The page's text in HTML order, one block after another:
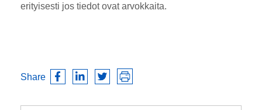
erityisesti jos tiedot ovat arvokkaita.
Share